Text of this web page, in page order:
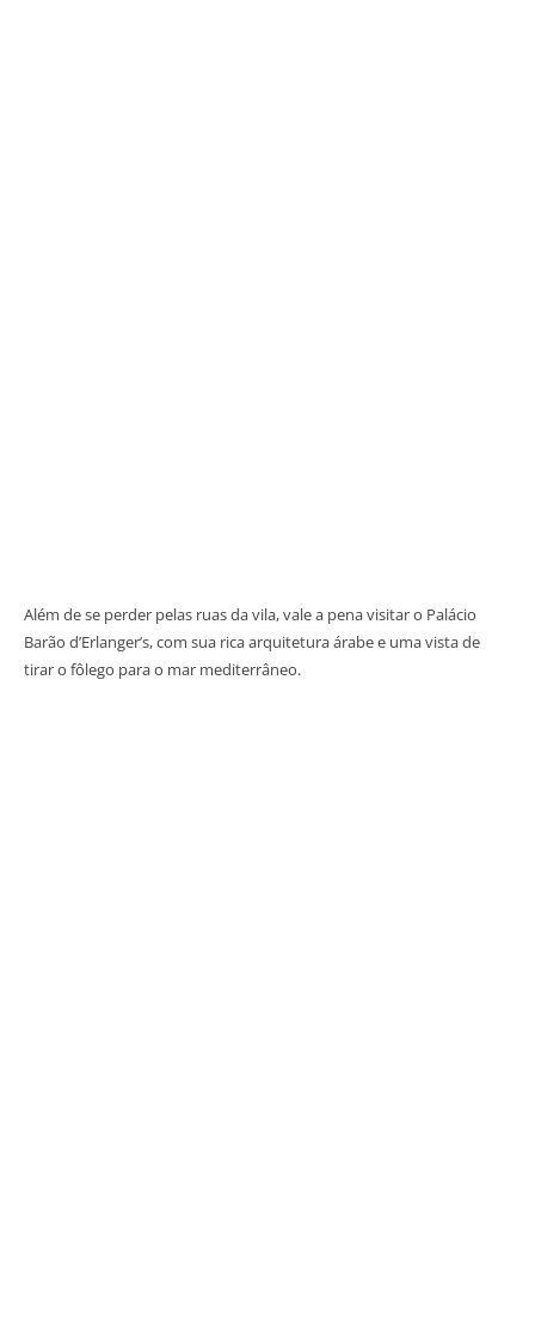
Além de se perder pelas ruas da vila, vale a pena visitar o Palácio
Barão d’Erlanger’s, com sua rica arquitetura árabe e uma vista de
tirar o fôlego para o mar mediterrâneo.